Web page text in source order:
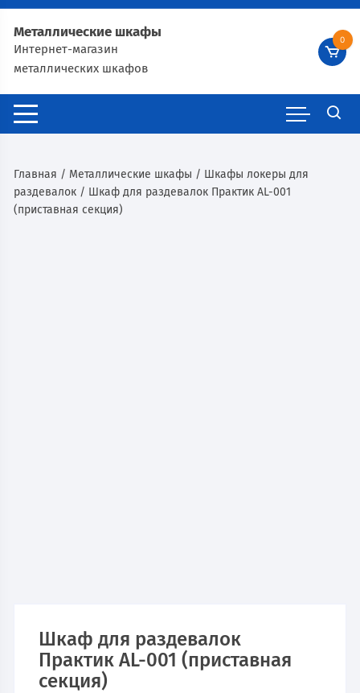
Металлические шкафы
Интернет-магазин
металлических шкафов
0
Главная / Металлические шкафы / Шкафы локеры для
раздевалок / Шкаф для раздевалок Практик AL-001
(приставная секция)
Шкаф для раздевалок
Практик AL-001 (приставная
секция)